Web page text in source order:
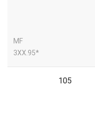
MF
3XX.95*
105